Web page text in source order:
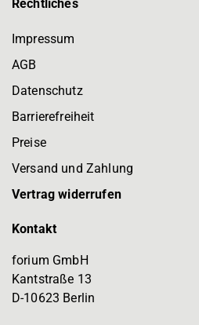
Rechtliches
Impressum
AGB
Datenschutz
Barrierefreiheit
Preise
Versand und Zahlung
Vertrag widerrufen
Kontakt
forium GmbH
Kantstraße 13
D-10623 Berlin